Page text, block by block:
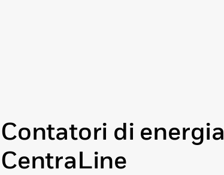
Contatori di energia
CentraLine